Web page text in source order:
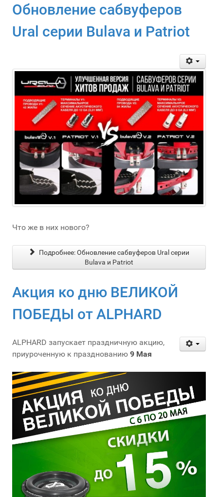
Обновление сабвуферов
Ural серии Bulava и Patriot
Что же в них нового?
Подробнее: Обновление сабвуферов Ural серии
Bulava и Patriot
Акция ко дню ВЕЛИКОЙ
ПОБЕДЫ от ALPHARD
ALPHARD запускает праздничную акцию,
приуроченную к празднованию 9 Мая